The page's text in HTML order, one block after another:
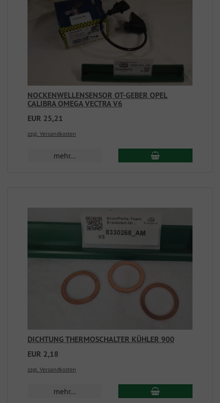
NOCKENWELLENSENSOR OT-GEBER OPEL
CALIBRA OMEGA VECTRA V6
EUR 25,21
zzgl. Versandkosten
mehr...
DICHTUNG THERMOSCHALTER KÜHLER 900
EUR 2,18
zzgl. Versandkosten
mehr...